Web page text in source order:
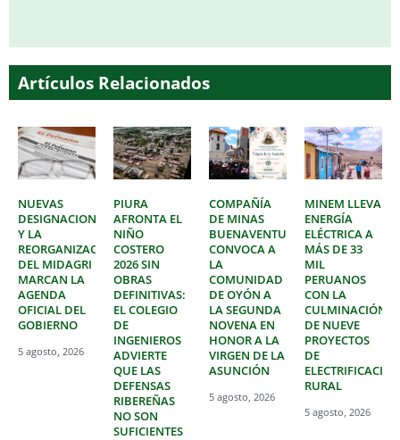
Artículos Relacionados
NUEVAS
DESIGNACIONES
Y LA
REORGANIZACIÓN
DEL MIDAGRI
MARCAN LA
AGENDA
OFICIAL DEL
GOBIERNO
5 agosto, 2026
PIURA
AFRONTA EL
NIÑO
COSTERO
2026 SIN
OBRAS
DEFINITIVAS:
EL COLEGIO
DE
INGENIEROS
ADVIERTE
QUE LAS
DEFENSAS
RIBEREÑAS
NO SON
SUFICIENTES
COMPAÑÍA
DE MINAS
BUENAVENTURA
CONVOCA A
LA
COMUNIDAD
DE OYÓN A
LA SEGUNDA
NOVENA EN
HONOR A LA
VIRGEN DE LA
ASUNCIÓN
5 agosto, 2026
MINEM LLEVA
ENERGÍA
ELÉCTRICA A
MÁS DE 33
MIL
PERUANOS
CON LA
CULMINACIÓN
DE NUEVE
PROYECTOS
DE
ELECTRIFICACIÓN
RURAL
5 agosto, 2026